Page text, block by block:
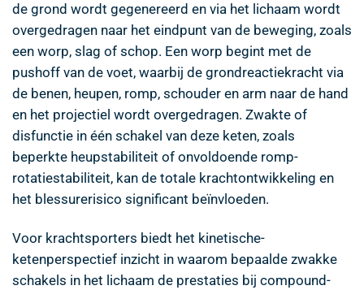
de grond wordt gegenereerd en via het lichaam wordt
overgedragen naar het eindpunt van de beweging, zoals
een worp, slag of schop. Een worp begint met de
pushoff van de voet, waarbij de grondreactiekracht via
de benen, heupen, romp, schouder en arm naar de hand
en het projectiel wordt overgedragen. Zwakte of
disfunctie in één schakel van deze keten, zoals
beperkte heupstabiliteit of onvoldoende romp-
rotatiestabiliteit, kan de totale krachtontwikkeling en
het blessurerisico significant beïnvloeden.
Voor krachtsporters biedt het kinetische-
ketenperspectief inzicht in waarom bepaalde zwakke
schakels in het lichaam de prestaties bij compound-